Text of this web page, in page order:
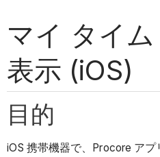
マイ タイ
表示 (iOS)
目的
iOS 携帯機器で、Procore ア